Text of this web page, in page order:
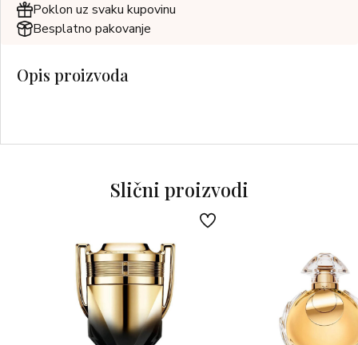
Poklon uz svaku kupovinu
Besplatno pakovanje
Opis proizvoda
Slični proizvodi